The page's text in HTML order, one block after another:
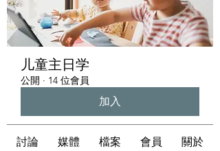
儿童主日学
公開 · 14 位會員
加入
討論 媒體 檔案 會員 關於